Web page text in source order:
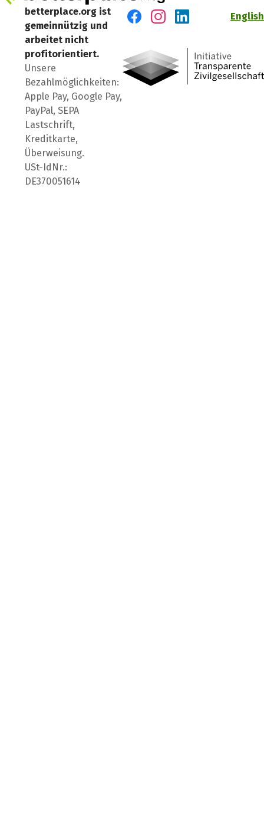
betterplace.org ist
gemeinnützig und
arbeitet nicht
profitorientiert.
Unsere
Bezahlmöglichkeiten:
Apple Pay, Google Pay,
PayPal, SEPA
Lastschrift,
Kreditkarte,
Überweisung.
USt-IdNr.:
DE370051614
English